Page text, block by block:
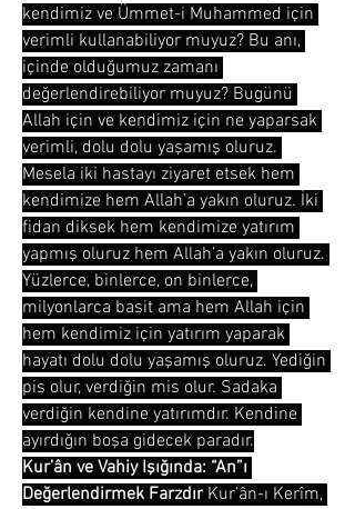
kendimiz ve Ümmet-i Muhammed için
verimli kullanabiliyor muyuz? Bu anı,
içinde olduğumuz zamanı
değerlendirebiliyor muyuz? Bugünü
Allah için ve kendimiz için ne yaparsak
verimli, dolu dolu yaşamış oluruz.
Mesela iki hastayı ziyaret etsek hem
kendimize hem Allah’a yakın oluruz. İki
fidan diksek hem kendimize yatırım
yapmış oluruz hem Allah’a yakın oluruz.
Yüzlerce, binlerce, on binlerce,
milyonlarca basit ama hem Allah için
hem kendimiz için yatırım yaparak
hayatı dolu dolu yaşamış oluruz. Yediğin
pis olur, verdiğin mis olur. Sadaka
verdiğin kendine yatırımdır. Kendine
ayırdığın boşa gidecek paradır.
Kur’ân ve Vahiy Işığında: “An”ı
Değerlendirmek Farzdır Kur’ân-ı Kerîm,